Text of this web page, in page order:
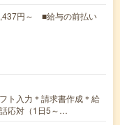
円～ ■給与の前払い
ト入力＊請求書作成＊給
応対（1日5～…